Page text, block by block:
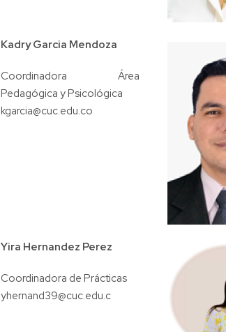
Kadry Garcia Mendoza
Coordinadora Área
Pedagógica y Psicológica
kgarcia@cuc.edu.co
Yira Hernandez Perez
Coordinadora de Prácticas
yhernand39@cuc.edu.c